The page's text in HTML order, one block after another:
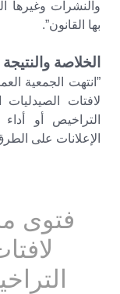
والنشرات وغيرها
بها القانون”.
الخلاصة والنتيجة
​”انتهت الجمعية
لافتات
التراخيص أو
الإعلانات على
فتوى